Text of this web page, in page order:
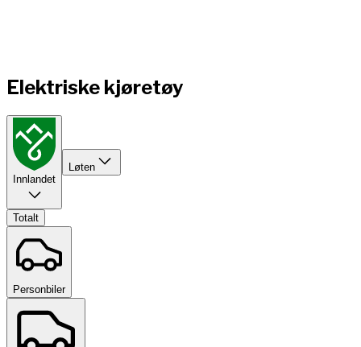
Elektriske kjøretøy
Innlandet
Løten
Totalt
Personbiler